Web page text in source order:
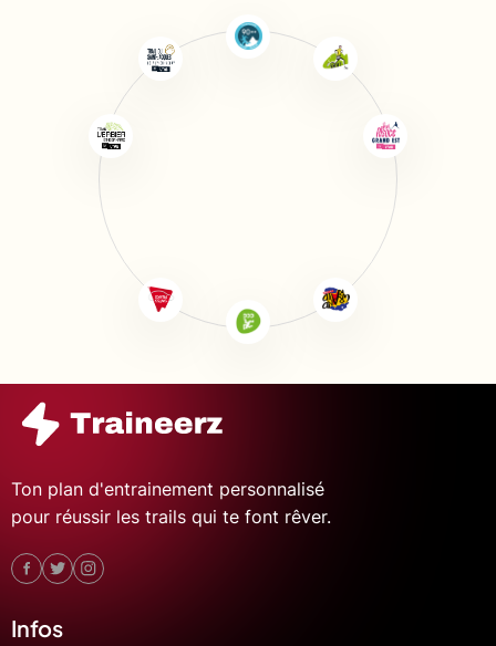
Ton plan d'entrainement personnalisé
pour réussir les trails qui te font rêver.
Infos